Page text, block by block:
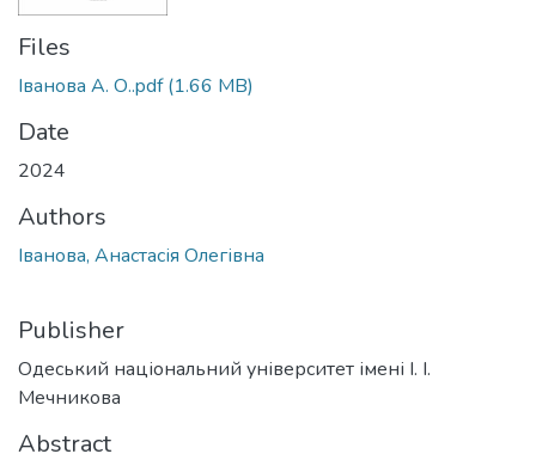
Files
Іванова А. О..pdf(1.66 MB)
Date
2024
Authors
Іванова, Анастасія Олегівна
Publisher
Одеський національний університет імені І. І.
Мечникова
Abstract